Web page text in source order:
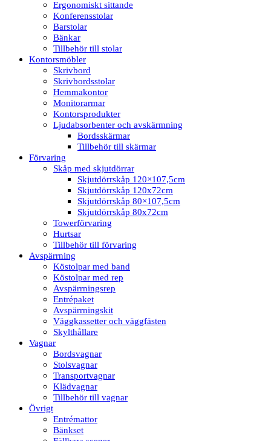
Ergonomiskt sittande
Konferensstolar
Barstolar
Bänkar
Tillbehör till stolar
Kontorsmöbler
Skrivbord
Skrivbordsstolar
Hemmakontor
Monitorarmar
Kontorsprodukter
Ljudabsorbenter och avskärmning
Bordsskärmar
Tillbehör till skärmar
Förvaring
Skåp med skjutdörrar
Skjutdörrskåp 120×107,5cm
Skjutdörrskåp 120x72cm
Skjutdörrskåp 80×107,5cm
Skjutdörrskåp 80x72cm
Towerförvaring
Hurtsar
Tillbehör till förvaring
Avspärrning
Köstolpar med band
Köstolpar med rep
Avspärrningsrep
Entrépaket
Avspärrningskit
Väggkassetter och väggfästen
Skylthållare
Vagnar
Bordsvagnar
Stolsvagnar
Transportvagnar
Klädvagnar
Tillbehör till vagnar
Övrigt
Entrémattor
Bänkset